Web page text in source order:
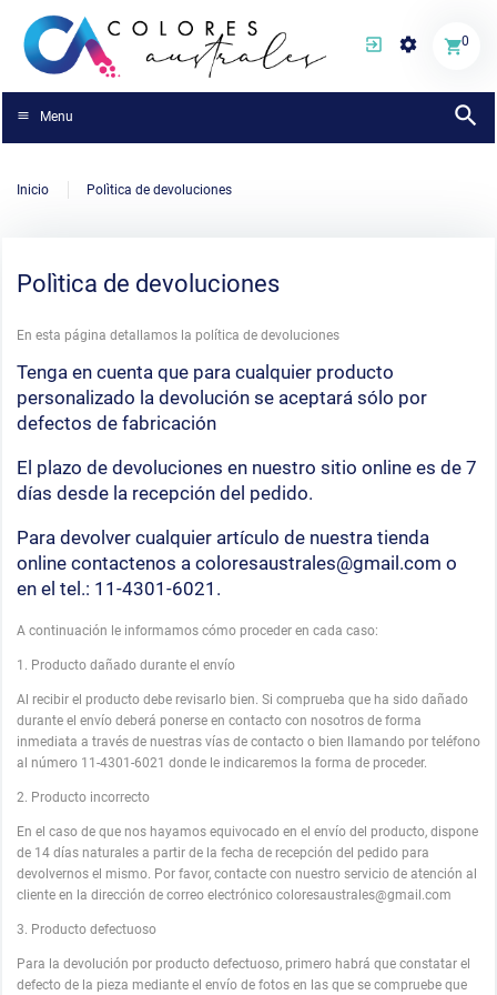
0
Menu
Inicio Polìtica de devoluciones
Polìtica de devoluciones
En esta página detallamos la política de devoluciones
Tenga en cuenta que para cualquier producto
personalizado la devolución se aceptará sólo por
defectos de fabricación
El plazo de devoluciones en nuestro sitio online es de 7
días desde la recepción del pedido.
Para devolver cualquier artículo de nuestra tienda
online contactenos a coloresaustrales@gmail.com o
en el tel.: 11-4301-6021.
A continuación le informamos cómo proceder en cada caso:
1. Producto dañado durante el envío
Al recibir el producto debe revisarlo bien. Si comprueba que ha sido dañado
durante el envío deberá ponerse en contacto con nosotros de forma
inmediata a través de nuestras vías de contacto o bien llamando por teléfono
al número 11-4301-6021 donde le indicaremos la forma de proceder.
2. Producto incorrecto
En el caso de que nos hayamos equivocado en el envío del producto, dispone
de 14 días naturales a partir de la fecha de recepción del pedido para
devolvernos el mismo. Por favor, contacte con nuestro servicio de atención al
cliente en la dirección de correo electrónico coloresaustrales@gmail.com
3. Producto defectuoso
Para la devolución por producto defectuoso, primero habrá que constatar el
defecto de la pieza mediante el envío de fotos en las que se compruebe que